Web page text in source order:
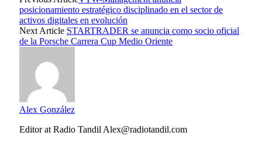
posicionamiento estratégico disciplinado en el sector de
activos digitales en evolución
Next Article STARTRADER se anuncia como socio oficial
de la Porsche Carrera Cup Medio Oriente
Alex González
Editor at Radio Tandil Alex@radiotandil.com